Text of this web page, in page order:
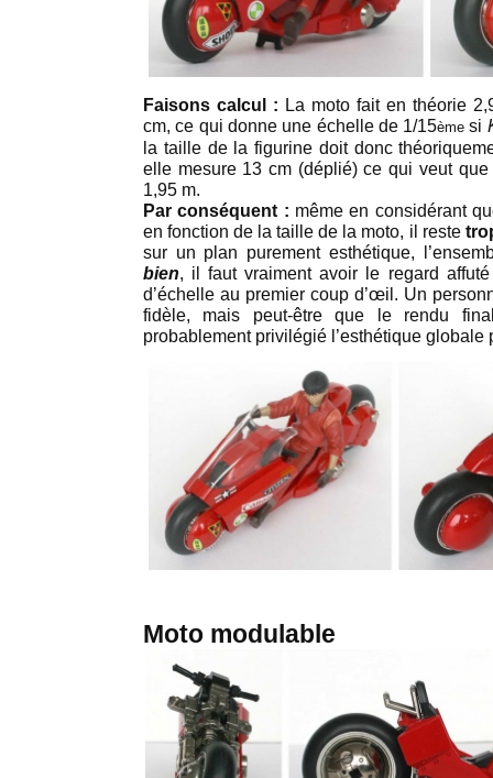
Faisons calcul : La moto fait en théorie
cm, ce qui donne une échelle de 1/15ème si
la taille de la figurine doit donc
elle mesure 13 cm (déplié) ce qui veut
1,95 m.
Par conséquent : même en considérant
en fonction de la taille de la moto, il reste
sur un plan purement esthétique,
bien, il faut vraiment avoir le regard
d’échelle au premier coup d’œil. Un
fidèle, mais peut-être que le rendu
probablement privilégié l’esthétique globale
Moto modulable